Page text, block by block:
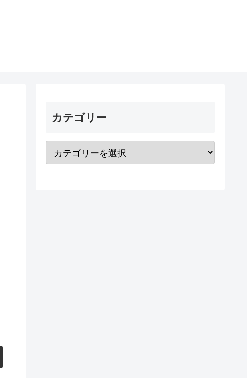
カテゴリー